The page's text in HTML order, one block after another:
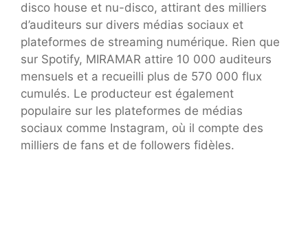
disco house et nu-disco, attirant des milliers
d’auditeurs sur divers médias sociaux et
plateformes de streaming numérique. Rien que
sur Spotify, MIRAMAR attire 10 000 auditeurs
mensuels et a recueilli plus de 570 000 flux
cumulés. Le producteur est également
populaire sur les plateformes de médias
sociaux comme Instagram, où il compte des
milliers de fans et de followers fidèles.